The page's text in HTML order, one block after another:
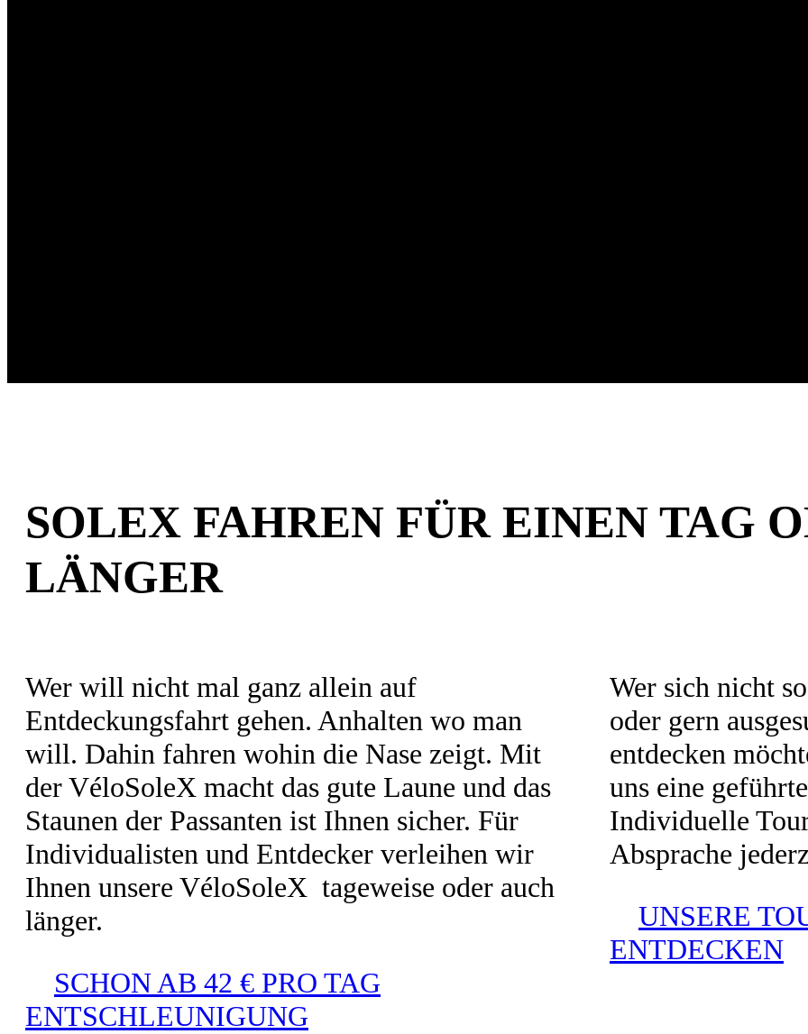
SOLEX FAHREN FÜR EINEN TAG
LÄNGER
Wer will nicht mal ganz allein auf
Entdeckungsfahrt gehen. Anhalten wo man
will. Dahin fahren wohin die Nase zeigt. Mit
der VéloSoleX macht das gute Laune und das
Staunen der Passanten ist Ihnen sicher. Für
Individualisten und Entdecker verleihen wir
Ihnen unsere VéloSoleX tageweise oder auch
länger.
SCHON AB 42 € PRO TAG
ENTSCHLEUNIGUNG
Wer sich nicht
oder gern
entdecken
uns eine
Individuelle
Absprache
UNSERE
ENTDECKEN